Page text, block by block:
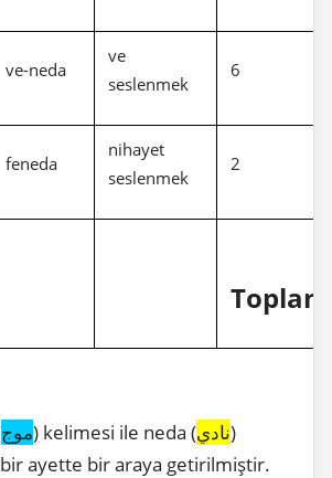
ve-neda
ve
seslenmek
6
feneda
nihayet
seslenmek
2
موج) kelimesi ile neda (نادي)
ayette bir araya getirilmiştir.